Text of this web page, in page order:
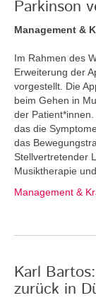
Parkinson
Management &
Im Rahmen des
Erweiterung der
vorgestellt. Die
beim Gehen in
der
das die
das
Stellvertretender
Musiktherapie
Management &
Karl
zurück in